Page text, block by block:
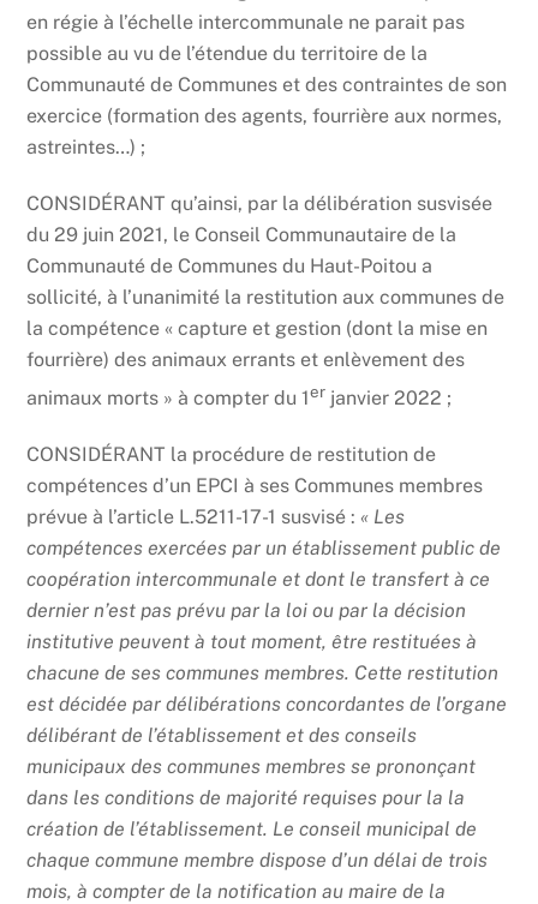
en régie à l’échelle intercommunale ne parait pas
possible au vu de l’étendue du territoire de la
Communauté de Communes et des contraintes de son
exercice (formation des agents, fourrière aux normes,
astreintes…) ;
CONSIDÉRANT qu’ainsi, par la délibération susvisée
du 29 juin 2021, le Conseil Communautaire de la
Communauté de Communes du Haut-Poitou a
sollicité, à l’unanimité la restitution aux communes de
la compétence « capture et gestion (dont la mise en
fourrière) des animaux errants et enlèvement des
animaux morts » à compter du 1er janvier 2022 ;
CONSIDÉRANT la procédure de restitution de
compétences d’un EPCI à ses Communes membres
prévue à l’article L.5211-17-1 susvisé : « Les
compétences exercées par un établissement public de
coopération intercommunale et dont le transfert à ce
dernier n’est pas prévu par la loi ou par la décision
institutive peuvent à tout moment, être restituées à
chacune de ses communes membres. Cette restitution
est décidée par délibérations concordantes de l’organe
délibérant de l’établissement et des conseils
municipaux des communes membres se prononçant
dans les conditions de majorité requises pour la la
création de l’établissement. Le conseil municipal de
chaque commune membre dispose d’un délai de trois
mois, à compter de la notification au maire de la